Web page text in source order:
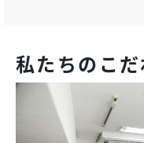
私たちのこだ